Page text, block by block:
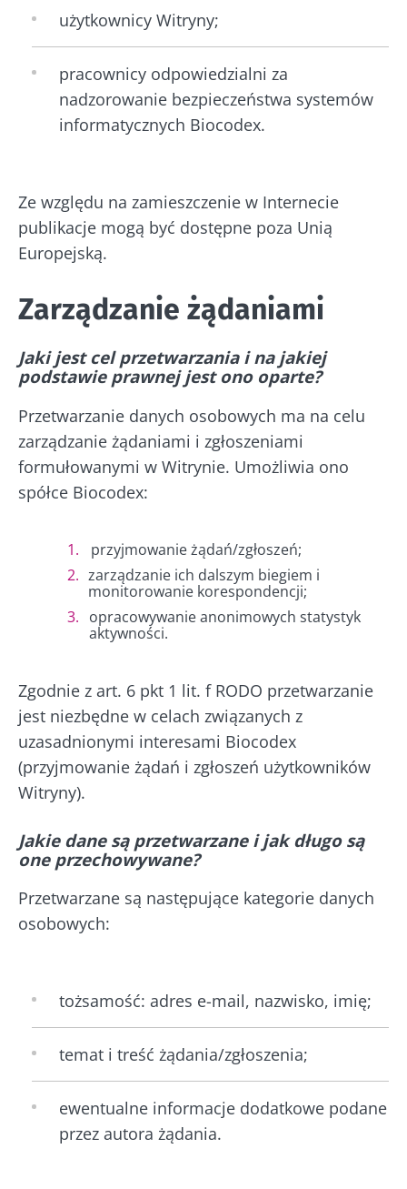
użytkownicy Witryny;
pracownicy odpowiedzialni za
nadzorowanie bezpieczeństwa systemów
informatycznych Biocodex.
Ze względu na zamieszczenie w Internecie
publikacje mogą być dostępne poza Unią
Europejską.
Zarządzanie żądaniami
Jaki jest cel przetwarzania i na jakiej
podstawie prawnej jest ono oparte?
Przetwarzanie danych osobowych ma na celu
zarządzanie żądaniami i zgłoszeniami
formułowanymi w Witrynie. Umożliwia ono
spółce Biocodex:
przyjmowanie żądań/zgłoszeń;
zarządzanie ich dalszym biegiem i
monitorowanie korespondencji;
opracowywanie anonimowych statystyk
aktywności.
Zgodnie z art. 6 pkt 1 lit. f RODO przetwarzanie
jest niezbędne w celach związanych z
uzasadnionymi interesami Biocodex
(przyjmowanie żądań i zgłoszeń użytkowników
Witryny).
Jakie dane są przetwarzane i jak długo są
one przechowywane?
Przetwarzane są następujące kategorie danych
osobowych:
tożsamość: adres e-mail, nazwisko, imię;
temat i treść żądania/zgłoszenia;
ewentualne informacje dodatkowe podane
przez autora żądania.